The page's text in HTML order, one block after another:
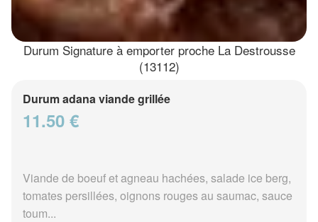
Durum Signature à emporter proche La Destrousse
(13112)
Durum adana viande grillée
11.50 €
Viande de boeuf et agneau hachées, salade ice berg,
tomates persillées, oignons rouges au saumac, sauce
toum...